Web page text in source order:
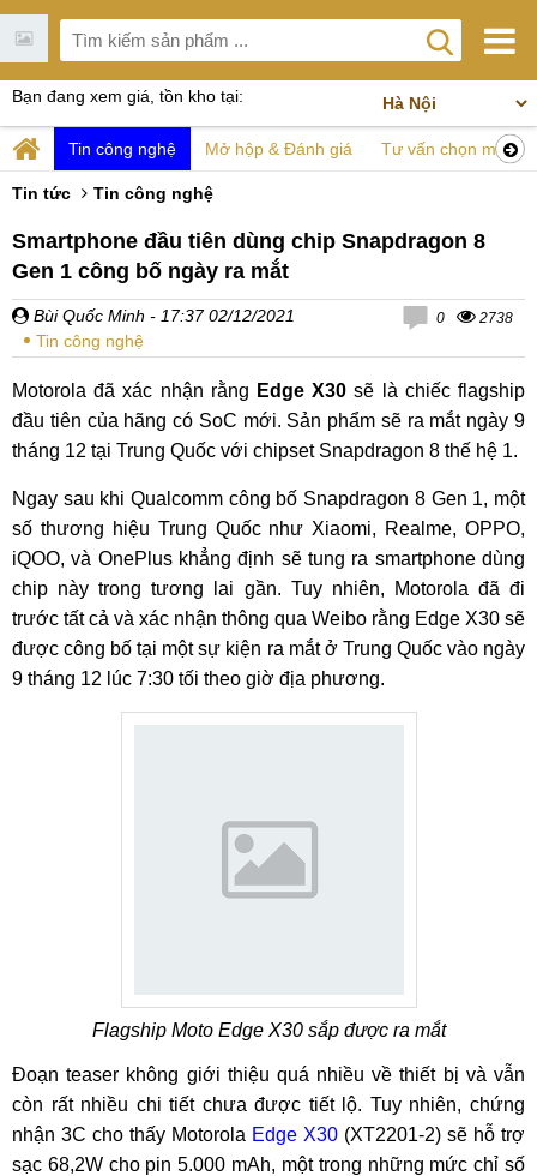
Bạn đang xem giá, tồn kho tại:
Tin công nghệ Mở hộp & Đánh giá Tư vấn chọn mua
Tin tức Tin công nghệ
Smartphone đầu tiên dùng chip Snapdragon 8
Gen 1 công bố ngày ra mắt
Bùi Quốc Minh - 17:37 02/12/2021
Tin công nghệ
0 2738
Motorola đã xác nhận rằng Edge X30 sẽ là chiếc flagship
đầu tiên của hãng có SoC mới. Sản phẩm sẽ ra mắt ngày 9
tháng 12 tại Trung Quốc với chipset Snapdragon 8 thế hệ 1.
Ngay sau khi Qualcomm công bố Snapdragon 8 Gen 1, một
số thương hiệu Trung Quốc như Xiaomi, Realme, OPPO,
iQOO, và OnePlus khẳng định sẽ tung ra smartphone dùng
chip này trong tương lai gần. Tuy nhiên, Motorola đã đi
trước tất cả và xác nhận thông qua Weibo rằng Edge X30 sẽ
được công bố tại một sự kiện ra mắt ở Trung Quốc vào ngày
9 tháng 12 lúc 7:30 tối theo giờ địa phương.
Flagship Moto Edge X30 sắp được ra mắt
Đoạn teaser không giới thiệu quá nhiều về thiết bị và vẫn
còn rất nhiều chi tiết chưa được tiết lộ. Tuy nhiên, chứng
nhận 3C cho thấy Motorola Edge X30 (XT2201-2) sẽ hỗ trợ
sạc 68,2W cho pin 5.000 mAh, một trong những mức chỉ số